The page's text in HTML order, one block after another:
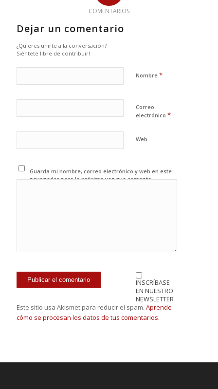
COMENTARIOS
Dejar un comentario
¿Quieres unirte a la conversación?
Siéntete libre de contribuir!
Nombre *
Correo
electrónico *
Web
Guarda mi nombre, correo electrónico y web en este
navegador para la próxima vez que comente.
INSCRÍBASE
EN NUESTRO
NEWSLETTER
Este sitio usa Akismet para reducir el spam. Aprende
cómo se procesan los datos de tus comentarios.